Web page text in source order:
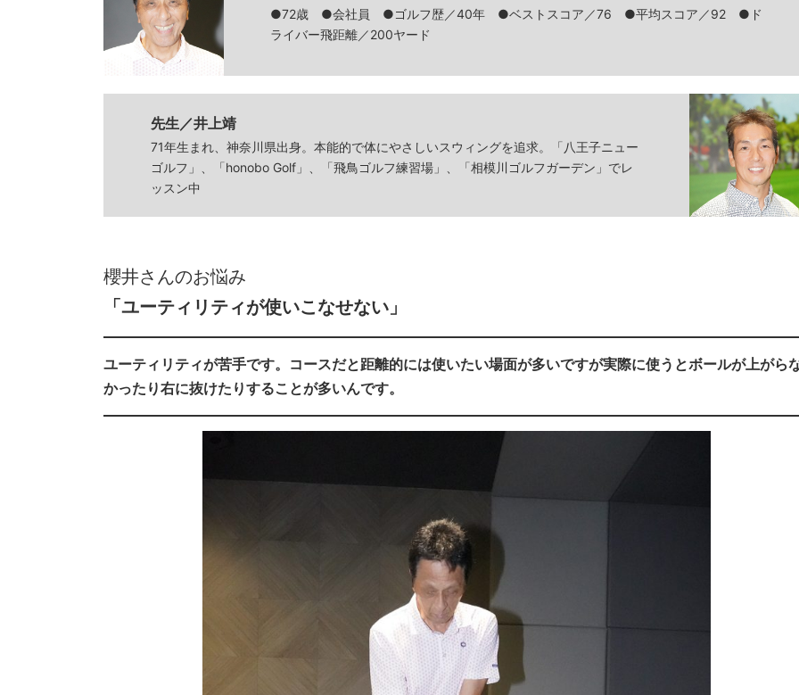
●72歳 ●会社員 ●ゴルフ歴／40年 ●ベストスコア／76 ●平均スコア／92 ●ド
ライバー飛距離／200ヤード
先生／井上靖
71年生まれ、神奈川県出身。本能的で体にやさしいスウィングを追求。「八王子ニュー
ゴルフ」、「honobo Golf」、「飛鳥ゴルフ練習場」、「相模川ゴルフガーデン」でレ
ッスン中
櫻井さんのお悩み
「ユーティリティが使いこなせない」
ユーティリティが苦手です。コースだと距離的には使いたい場面が多いですが実際に使うとボールが上がら
かったり右に抜けたりすることが多いんです。